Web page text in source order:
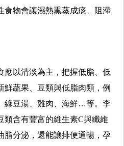
食物會讓濕熱熏蒸成痰、阻滯
應以清淡為主，把握低脂、低
鮮蔬果、豆類與低脂肉類，例
綠豆湯、雞肉、海鮮…等。李
類含有豐富的維生素C與纖維
脂分泌，還能讓排便通暢，孕